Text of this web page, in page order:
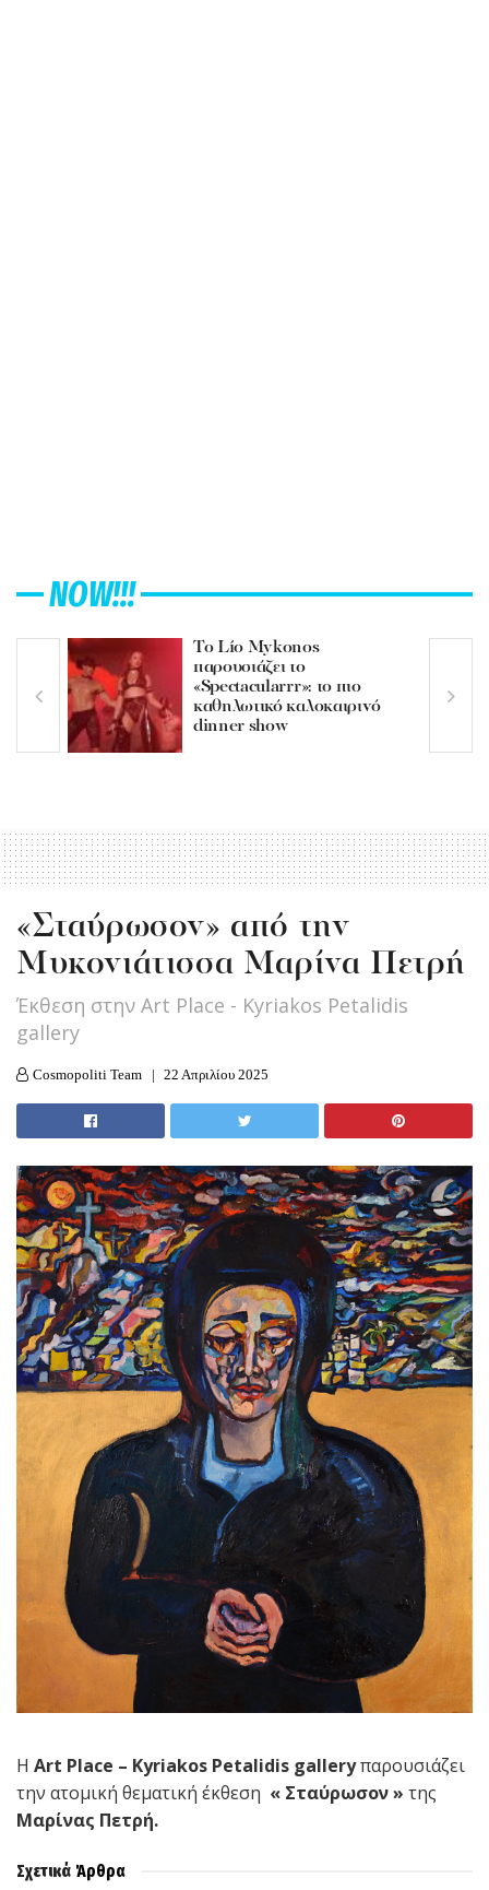
NOW!!!
Το Lío Mykonos
παρουσιάζει το
«Spectacularrr»: το πιο
καθηλωτικό καλοκαιρινό
dinner show
«Σταύρωσον» από την
Μυκονιάτισσα Μαρίνα Πετρή
Έκθεση στην Art Place - Kyriakos Petalidis
gallery
Cosmopoliti Team 22 Απριλίου 2025
Η Art Place – Kyriakos Petalidis galleryπαρουσιάζει
την ατομική θεματική έκθεση « Σταύρωσον » της
Μαρίνας Πετρή.
Σχετικά Άρθρα